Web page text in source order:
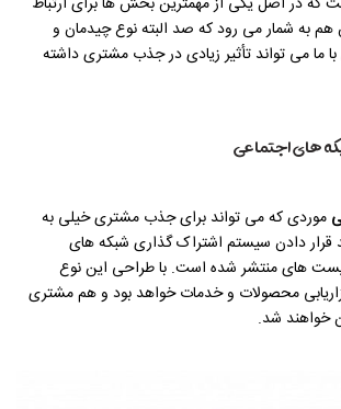
هم به شمار می رود که صد البته نوع چیدمان و
می تواند تأثیر زیادی در جذب مشتری داشته
موردی که می تواند برای جذب مشتری خیلی به
دادن سیستم اشتراک گذاری شبکه های
های منتشر شده است. با طراحی این نوع
محصولات و خدمات خواهد بود و هم مشتری
خواهند شد.